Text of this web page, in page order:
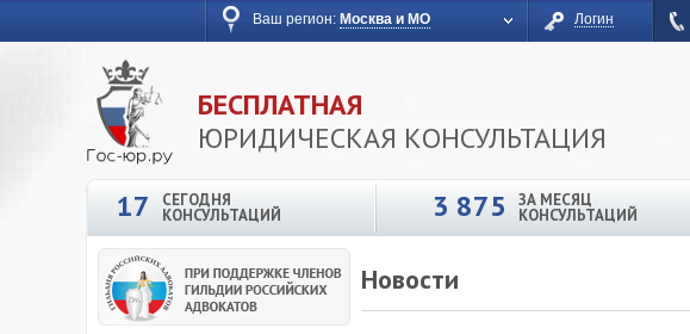
Ваш регион: Москва и МО Логин
БЕСПЛАТНАЯ
ЮРИДИЧЕСКАЯ КОНСУЛЬТАЦИЯ
17 СЕГОДНЯ
КОНСУЛЬТАЦИЙ 3 875 ЗА МЕСЯЦ
КОНСУЛЬТАЦИЙ
Новости